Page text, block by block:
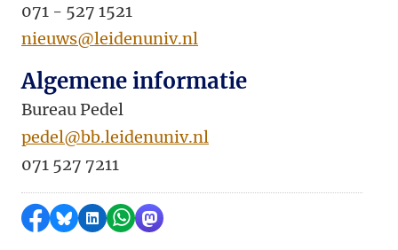
071 - 527 1521
nieuws@leidenuniv.nl
Algemene informatie
Bureau Pedel
pedel@bb.leidenuniv.nl
071 527 7211
Delen op Facebook
Delen via Bluesky
Delen op LinkedIn
Delen via WhatsApp
Delen via Mastodon